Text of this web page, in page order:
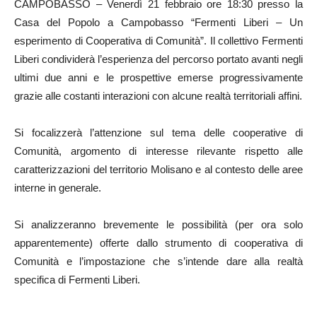
CAMPOBASSO – Venerdì 21 febbraio ore 18:30 presso la
Casa del Popolo a Campobasso “Fermenti Liberi – Un
esperimento di Cooperativa di Comunità”. Il collettivo Fermenti
Liberi condividerà l’esperienza del percorso portato avanti negli
ultimi due anni e le prospettive emerse progressivamente
grazie alle costanti interazioni con alcune realtà territoriali affini.
Si focalizzerà l’attenzione sul tema delle cooperative di
Comunità, argomento di interesse rilevante rispetto alle
caratterizzazioni del territorio Molisano e al contesto delle aree
interne in generale.
Si analizzeranno brevemente le possibilità (per ora solo
apparentemente) offerte dallo strumento di cooperativa di
Comunità e l’impostazione che s’intende dare alla realtà
specifica di Fermenti Liberi.